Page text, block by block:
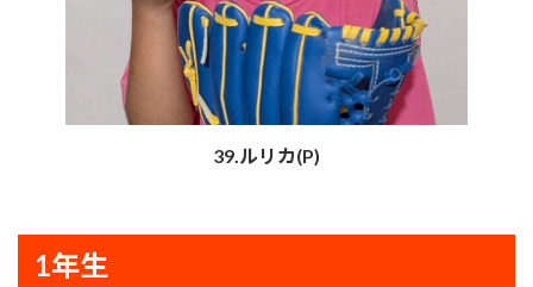
39.ルリカ(P)
1年生